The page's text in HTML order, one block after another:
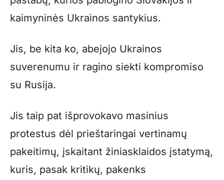
kaimyninės Ukrainos santykius.
Jis, be kita ko, abejojo Ukrainos
suverenumu ir ragino siekti kompromiso
su Rusija.
Jis taip pat išprovokavo masinius
protestus dėl prieštaringai vertinamų
pakeitimų, įskaitant žiniasklaidos įstatymą,
kuris, pasak kritikų, pakenks